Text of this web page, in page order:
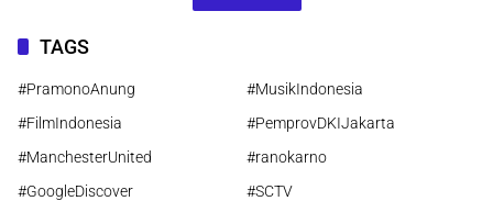
TAGS
#PramonoAnung
#MusikIndonesia
#FilmIndonesia
#PemprovDKIJakarta
#ManchesterUnited
#ranokarno
#GoogleDiscover
#SCTV